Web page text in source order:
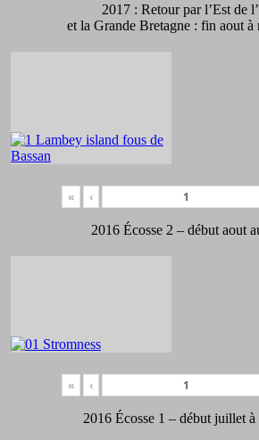
2017 : Retour par l’Est de
et la Grande Bretagne : fin aout à
« ‹
2016 Écosse 2 – début aout
« ‹
2016 Écosse 1 – début juillet à